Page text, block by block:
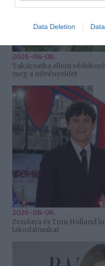
Data Deletion
2026-08-08.
Takácsatka elleni
meg a növényeidet
2026-08-08.
Zendaya és Tom Holland
lakodalmukat